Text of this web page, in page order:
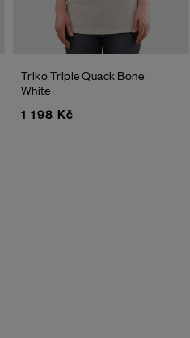
Triko Triple Quack Bone
White
1 198 Kč